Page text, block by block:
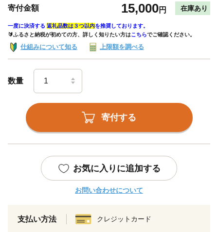
寄付金額 15,000円 在庫あり
一度に決済する 返礼品数は３つ以内を推奨しております。
🔰ふるさと納税が初めての方、詳しく知りたい方はこちらでご確認ください。
仕組みについて知る 上限額を調べる
数量
寄付する
お気に入りに追加する
お問い合わせについて
支払い方法 クレジットカード